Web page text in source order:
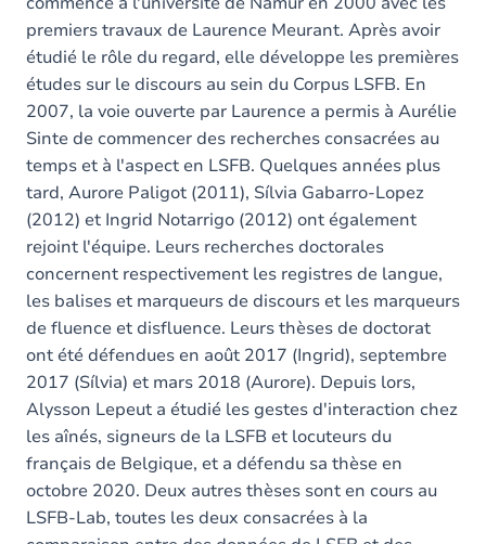
premiers travaux de Laurence Meurant. Après avoir
étudié le rôle du regard, elle développe les premières
études sur le discours au sein du Corpus LSFB. En
2007, la voie ouverte par Laurence a permis à Aurélie
Sinte de commencer des recherches consacrées au
temps et à l'aspect en LSFB. Quelques années plus
tard, Aurore Paligot (2011), Sílvia Gabarro-Lopez
(2012) et Ingrid Notarrigo (2012) ont également
rejoint l'équipe. Leurs recherches doctorales
concernent respectivement les registres de langue,
les balises et marqueurs de discours et les marqueurs
de fluence et disfluence. Leurs thèses de doctorat
ont été défendues en août 2017 (Ingrid), septembre
2017 (Sílvia) et mars 2018 (Aurore). Depuis lors,
Alysson Lepeut a étudié les gestes d'interaction chez
les aînés, signeurs de la LSFB et locuteurs du
français de Belgique, et a défendu sa thèse en
octobre 2020. Deux autres thèses sont en cours au
LSFB-Lab, toutes les deux consacrées à la